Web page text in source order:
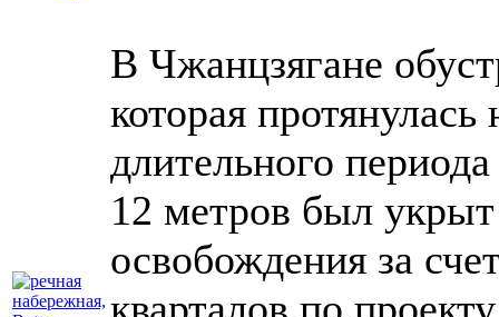
В Чжанцзягане
которая
длительного
12 метров был
освобождения за